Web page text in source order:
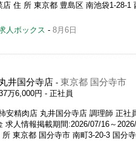
店 住 所 東京都 豊島区 南池袋1-28-
人ボックス - 8月6日
井国分寺店 - 東京都 国分寺市
万6,000円 - 正社員
安精肉店 丸井国分寺店 調理師 正
求人情報掲載期間:2026/07/16～
所 東京都 国分寺市 南町3-20-3 国分